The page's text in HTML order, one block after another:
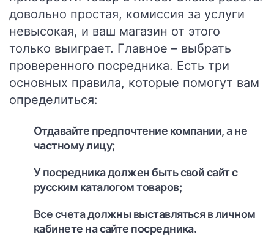
довольно простая, комиссия за услуги
невысокая, и ваш магазин от этого
только выиграет. Главное – выбрать
проверенного посредника. Есть три
основных правила, которые помогут вам
определиться:
Отдавайте предпочтение компании, а не
частному лицу;
У посредника должен быть свой сайт с
русским каталогом товаров;
Все счета должны выставляться в личном
кабинете на сайте посредника.